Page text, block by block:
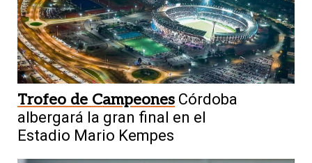
Trofeo de Campeones Córdoba
albergará la gran final en el
Estadio Mario Kempes